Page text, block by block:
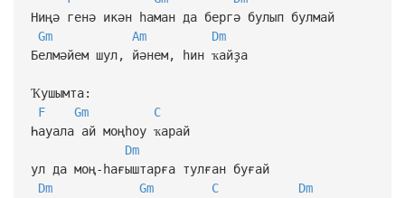
Ниңә генә икән һаман да бергә булып булмай
Gm
Am
Dm
Белмәйем шул, йәнем, һин ҡайҙа
Ҡушымта:
F
Gm
C
Һауала ай моңһоу ҡарай
Dm
ул да моң-һағыштарға тулған буғай
Dm
Gm C
Dm